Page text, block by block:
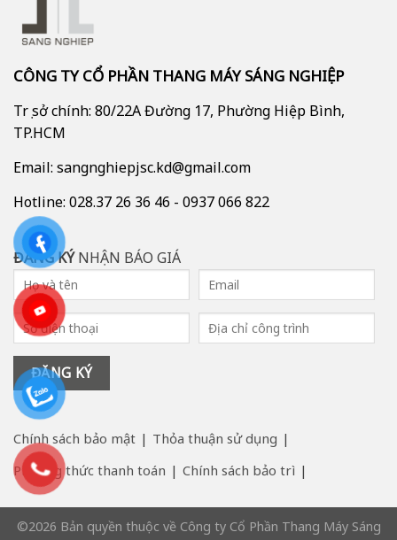
CÔNG TY CỔ PHẦN THANG MÁY SÁNG NGHIỆP
Trụ sở chính: 80/22A Đường 17, Phường Hiệp Bình,
TP.HCM
Email: sangnghiepjsc.kd@gmail.com
Hotline: 028.37 26 36 46 - 0937 066 822
ĐĂNG KÝNHẬN BÁO GIÁ
Chính sách bảo mật
Thỏa thuận sử dụng
Phương thức thanh toán
Chính sách bảo trì
©2026 Bản quyền thuộc về Công ty Cổ Phần Thang Máy Sáng